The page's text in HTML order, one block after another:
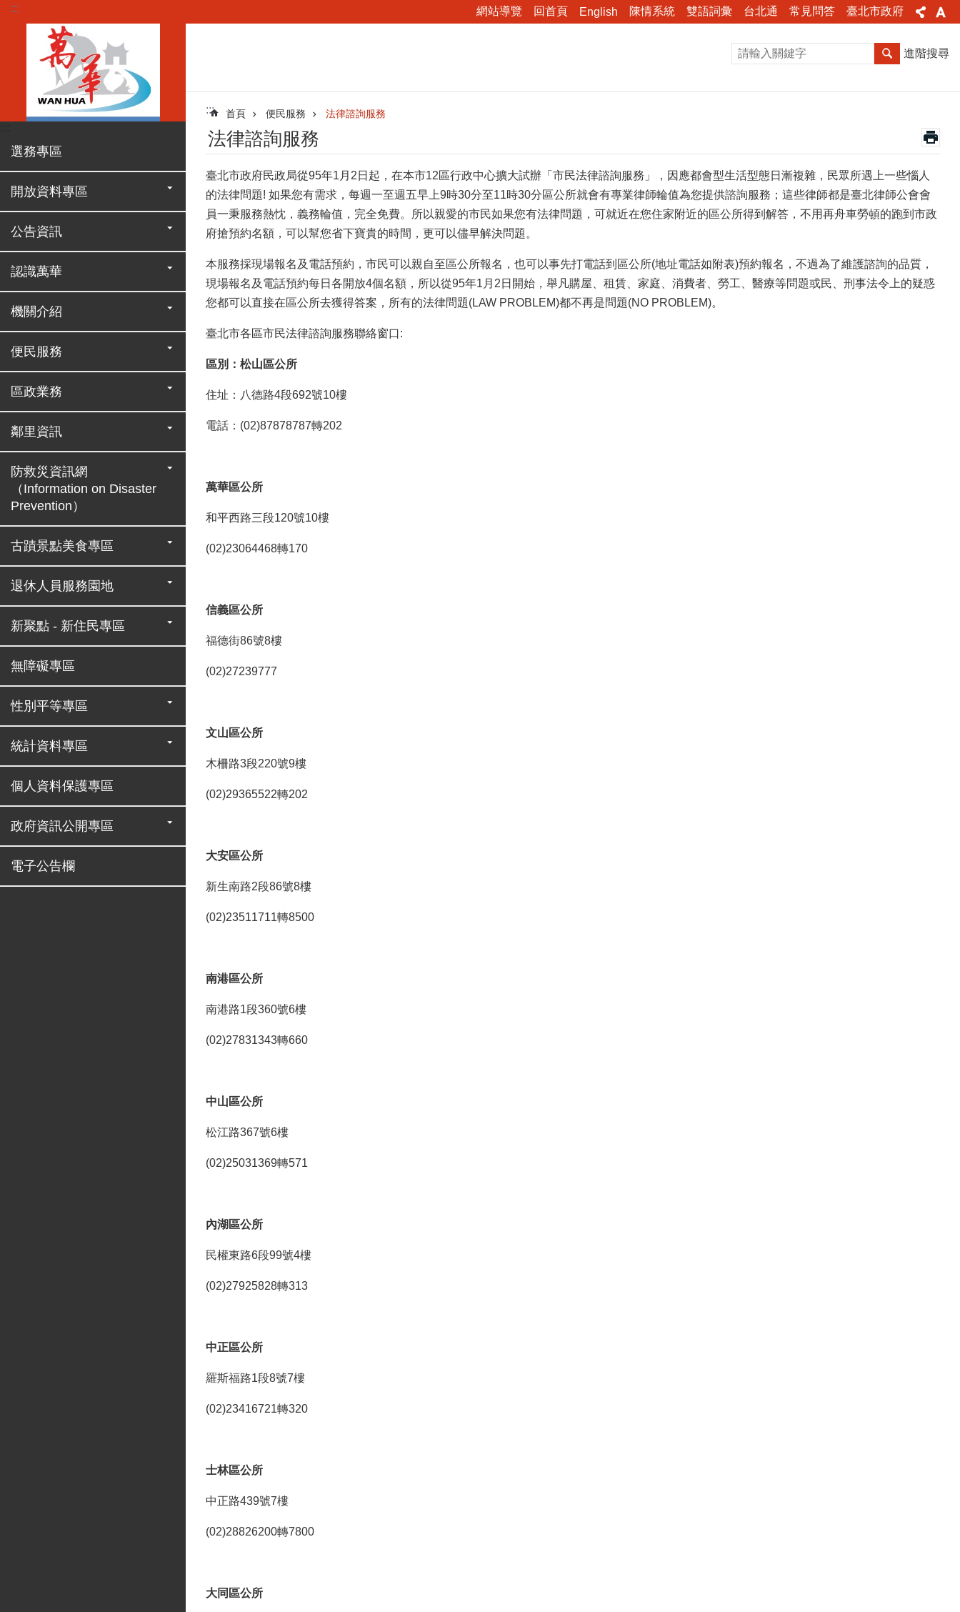
跳到主要內容區塊
::: 網站導覽 回首頁 English 陳情系統 雙語詞彙 台北通 常見問答 臺北市政府
選務專區
開放資料專區
公告資訊
認識萬華
機關介紹
便民服務
區政業務
鄰里資訊
防救災資訊網
（Information on Disaster
Prevention）
古蹟景點美食專區
退休人員服務園地
新聚點 - 新住民專區
無障礙專區
性別平等專區
統計資料專區
個人資料保護專區
政府資訊公開專區
電子公告欄
進階搜尋
::: 首頁 便民服務 法律諮詢服務
法律諮詢服務
臺北市政府民政局從95年1月2日起，在本市12區行政中心擴大試辦「市民法律諮詢服務」，因應都會型生活型態日漸複雜，民眾所遇上一些惱人
的法律問題! 如果您有需求，每週一至週五早上9時30分至11時30分區公所就會有專業律師輪值為您提供諮詢服務；這些律師都是臺北律師公會會
員一秉服務熱忱，義務輪值，完全免費。所以親愛的市民如果您有法律問題，可就近在您住家附近的區公所得到解答，不用再舟車勞頓的跑到市政
府搶預約名額，可以幫您省下寶貴的時間，更可以儘早解決問題。
本服務採現場報名及電話預約，市民可以親自至區公所報名，也可以事先打電話到區公所(地址電話如附表)預約報名，不過為了維護諮詢的品質，
現場報名及電話預約每日各開放4個名額，所以從95年1月2日開始，舉凡購屋、租賃、家庭、消費者、勞工、醫療等問題或民、刑事法令上的疑惑
您都可以直接在區公所去獲得答案，所有的法律問題(LAW PROBLEM)都不再是問題(NO PROBLEM)。
臺北市各區市民法律諮詢服務聯絡窗口:
區別：松山區公所
住址：八德路4段692號10樓
電話：(02)87878787轉202
萬華區公所
和平西路三段120號10樓
(02)23064468轉170
信義區公所
福德街86號8樓
(02)27239777
文山區公所
木柵路3段220號9樓
(02)29365522轉202
大安區公所
新生南路2段86號8樓
(02)23511711轉8500
南港區公所
南港路1段360號6樓
(02)27831343轉660
中山區公所
松江路367號6樓
(02)25031369轉571
內湖區公所
民權東路6段99號4樓
(02)27925828轉313
中正區公所
羅斯福路1段8號7樓
(02)23416721轉320
士林區公所
中正路439號7樓
(02)28826200轉7800
大同區公所